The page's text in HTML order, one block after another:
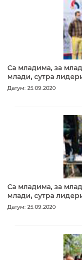
Са младима, за
млади, сутра
Датум: 25.09.2020
Са младима, за
млади, сутра
Датум: 25.09.2020